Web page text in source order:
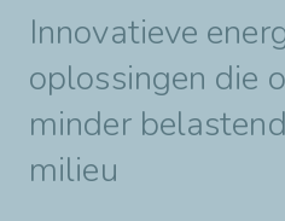
Innovatieve
oplossingen die
minder
milieu